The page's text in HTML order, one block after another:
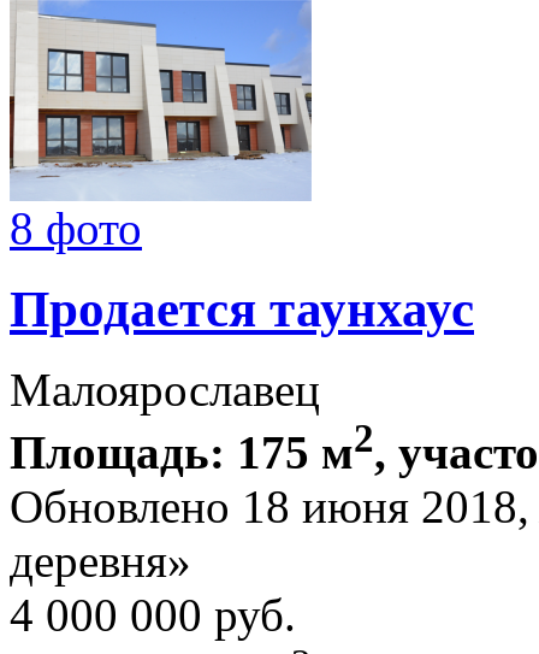
8 фото
Продается таунхаус
Малоярославец
Площадь: 175 м2,
Обновлено 18 июня
деревня»
4 000 000 руб.